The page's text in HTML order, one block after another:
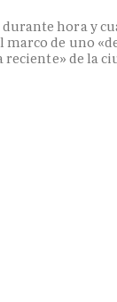
durante hora y
marco de uno
de la